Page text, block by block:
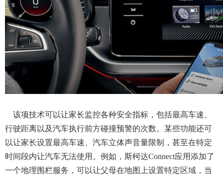
该项技术可以让家长监控各种安全指标，包括最高车速、
行驶距离以及汽车执行前方碰撞预警的次数。某些功能还可
以让家长设置最高车速、汽车立体声音量限制，甚至在特定
时间段内让汽车无法使用。例如，斯柯达Connect应用添加了
一个地理围栏服务，可以让父母在地图上设置特定区域，当